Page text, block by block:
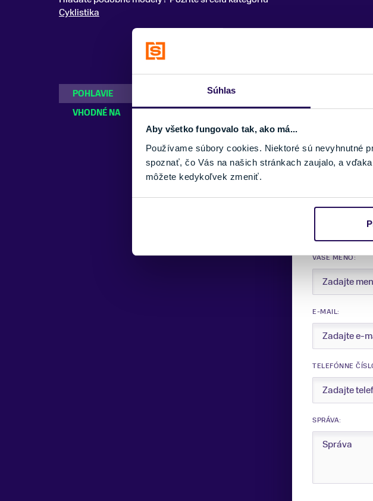
Súhlas
Aby všetko fungovalo tak, ako má...
Používame súbory cookies. Niektoré sú nevyhnutné
spoznať, čo Vás na našich stránkach zaujalo, a
môžete kedykoľvek zmeniť.
Cyklistika
POHLAVIE Dámske, Pánske
VHODNÉ NA
Cyklistika
VAŠE MENO:
E-MAIL:
TELEFÓNNE
SPRÁVA: